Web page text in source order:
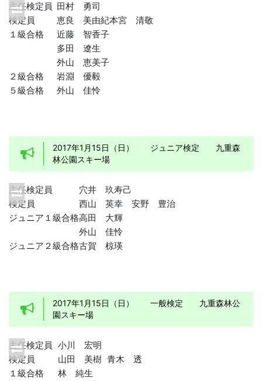
主任検定員 田村 勇司
検定員
恵良 美由紀本宮 清敬
１級合格
近藤 智香子
多田 遼生
外山 恵美子
２級合格
岩淵 優毅
５級合格
外山 佳怜
2017年1月15日（日） ジュニア検定 九重森
林公園スキー場
主任検定員
穴井 玖寿己
検定員
西山 英幸
安野 豊治
ジュニア１級合格高田 大輝
外山 佳怜
ジュニア２級合格古賀 椋瑛
2017年1月15日（日） 一般検定 九重森林公
園スキー場
主任検定員 小川 宏明
検定員
山田 美樹 青木 透
１級合格
林 純生